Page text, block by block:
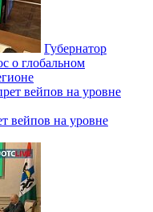
Губернатор
о глобальном
вейпов на уровне